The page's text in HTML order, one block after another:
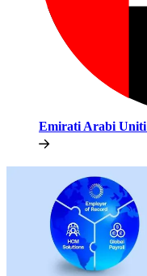
Emirati Arabi Uniti​​